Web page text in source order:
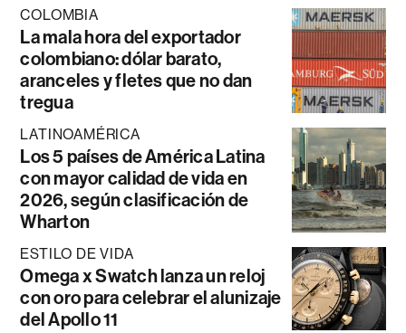
COLOMBIA
La mala hora del exportador
colombiano: dólar barato,
aranceles y fletes que no dan
tregua
LATINOAMÉRICA
Los 5 países de América Latina
con mayor calidad de vida en
2026, según clasificación de
Wharton
ESTILO DE VIDA
Omega x Swatch lanza un reloj
con oro para celebrar el alunizaje
del Apollo 11